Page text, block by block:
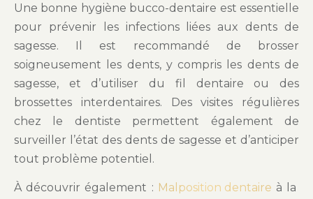
Une bonne hygiène bucco-dentaire est essentielle
pour prévenir les infections liées aux dents de
sagesse. Il est recommandé de brosser
soigneusement les dents, y compris les dents de
sagesse, et d’utiliser du fil dentaire ou des
brossettes interdentaires. Des visites régulières
chez le dentiste permettent également de
surveiller l’état des dents de sagesse et d’anticiper
tout problème potentiel.
À découvrir également : Malposition dentaire à la